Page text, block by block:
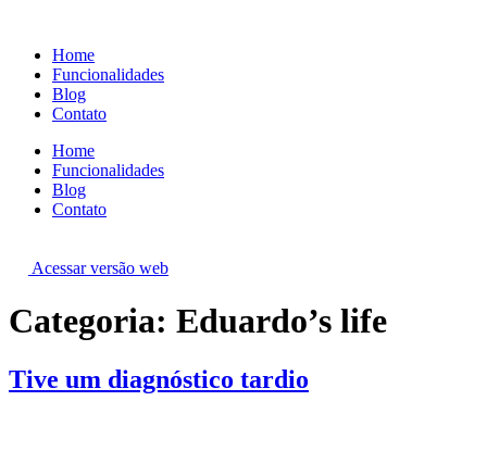
conteúdo
Home
Funcionalidades
Blog
Contato
Home
Funcionalidades
Blog
Contato
Acessar versão web
Categoria: Eduardo’s life
Tive um diagnóstico tardio